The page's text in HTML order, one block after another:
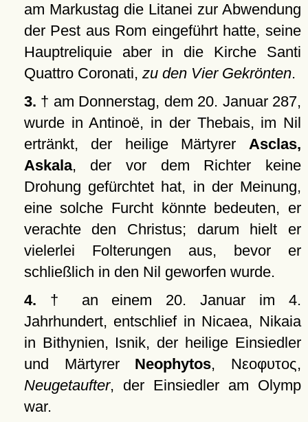
am Markustag die Litanei zur Abwendung
der Pest aus Rom eingeführt hatte, seine
Hauptreliquie aber in die Kirche Santi
Quattro Coronati, zu den Vier Gekrönten.
3. † am Donnerstag, dem 20. Januar 287,
wurde in Antinoë, in der Thebais, im Nil
ertränkt, der heilige Märtyrer Asclas,
Askala, der vor dem Richter keine
Drohung gefürchtet hat, in der Meinung,
eine solche Furcht könnte bedeuten, er
verachte den Christus; darum hielt er
vielerlei Folterungen aus, bevor er
schließlich in den Nil geworfen wurde.
4. † an einem 20. Januar im 4.
Jahrhundert, entschlief in Nicaea, Nikaia
in Bithynien, Isnik, der heilige Einsiedler
und Märtyrer Neophytos, Νεοφυτος,
Neugetaufter, der Einsiedler am Olymp
war.